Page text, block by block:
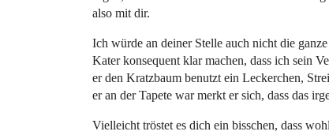
also mit dir.
Ich würde an deiner Stelle auch nicht die
Kater konsequent klar machen, dass ich sein
er den Kratzbaum benutzt ein Leckerchen,
er an der Tapete war merkt er sich, dass das
Vielleicht tröstet es dich ein bisschen, dass